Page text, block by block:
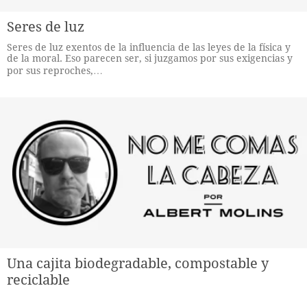
Seres de luz
Seres de luz exentos de la influencia de las leyes de la física y
de la moral. Eso parecen ser, si juzgamos por sus exigencias y
por sus reproches,…
Una cajita biodegradable, compostable y
reciclable